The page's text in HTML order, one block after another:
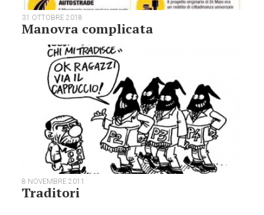
31 OTTOBRE 2018
Manovra complicata
8 NOVEMBRE 2011
Traditori